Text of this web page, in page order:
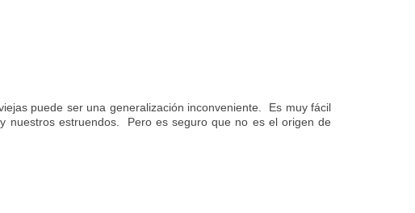
puede ser una generalización inconveniente. Es muy fácil
nuestros estruendos. Pero es seguro que no es el origen de